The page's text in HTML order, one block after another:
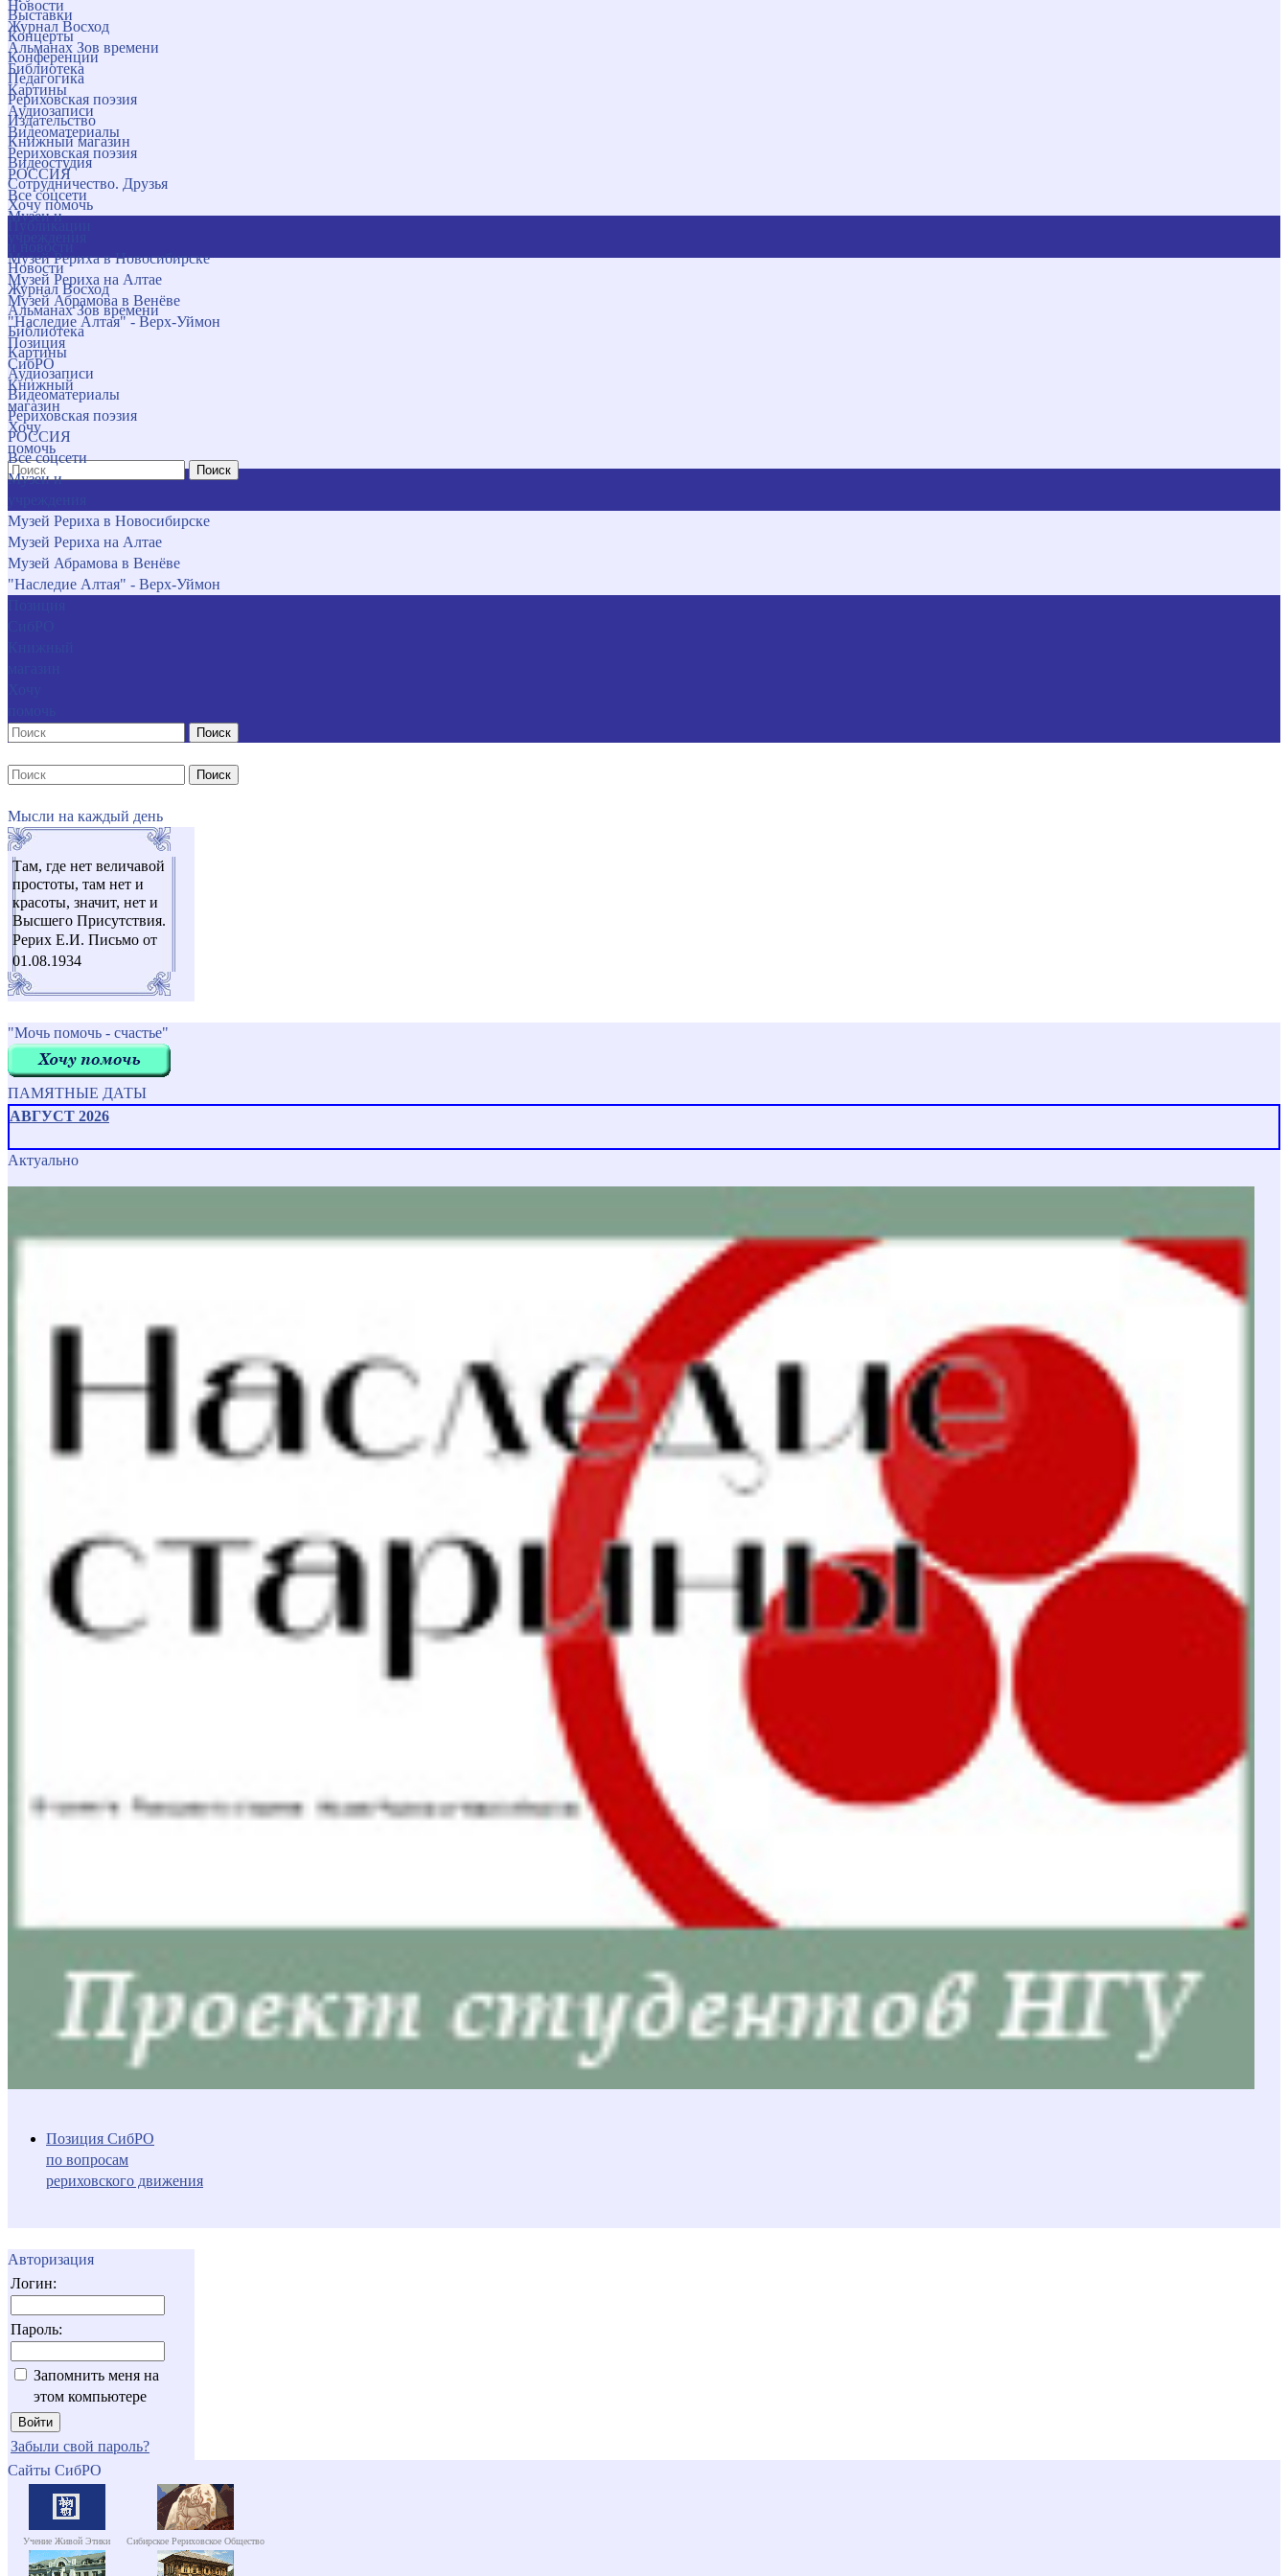
Новости
Журнал Восход
Альманах Зов времени
Библиотека
Картины
Аудиозаписи
Видеоматериалы
Рериховская поэзия
РОССИЯ
Все соцсети
Музеи и
Музей Рериха в Новосибирске
Музей Рериха на Алтае
Музей Абрамова в Венёве
"Наследие Алтая" - Верх-Уймон
Позиция
СибРО
Книжный
магазин
Хочу
помочь
Поиск
Выставки
Концерты
Конференции
Педагогика
Рериховская поэзия
Издательство
Книжный магазин
Видеостудия
Сотрудничество. Друзья
Хочу помочь
Новости
Журнал Восход
Альманах Зов времени
Библиотека
Картины
Аудиозаписи
Видеоматериалы
Рериховская поэзия
РОССИЯ
Все соцсети
Музеи и
Музей Рериха в Новосибирске
Музей Рериха на Алтае
Музей Абрамова в Венёве
"Наследие Алтая" - Верх-Уймон
Поиск
Поиск
Мысли на каждый день
Там, где нет величавой
простоты, там нет и
красоты, значит, нет и
Высшего Присутствия.
Рерих Е.И. Письмо от
01.08.1934
"Мочь помочь - счастье"
ПАМЯТНЫЕ ДАТЫ
АВГУСТ 2026
Актуально
Позиция СибРО
по вопросам
рериховского движения
Авторизация
Логин:
Пароль:
Запомнить меня на
этом компьютере
Забыли свой пароль?
Сайты СибРО
Учение Живой Этики Сибирское Рериховское Общество